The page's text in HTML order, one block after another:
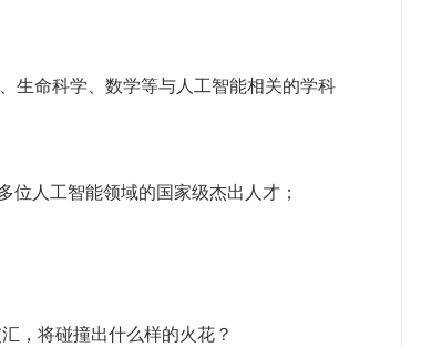
生命科学、数学等与人工智能相关的学科
人工智能领域的国家级杰出人才；
，将碰撞出什么样的火花？